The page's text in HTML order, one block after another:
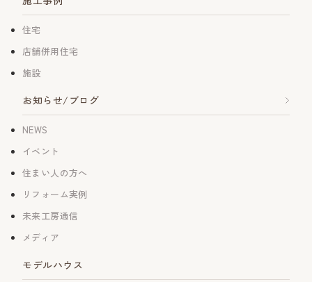
住宅
店舗併用住宅
施設
お知らせ/ブログ
NEWS
イベント
住まい人の方へ
リフォーム実例
未来工房通信
メディア
モデルハウス